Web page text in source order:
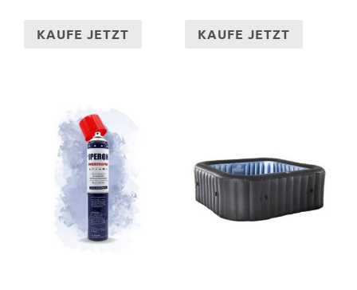
KAUFE JETZT KAUFE JETZT